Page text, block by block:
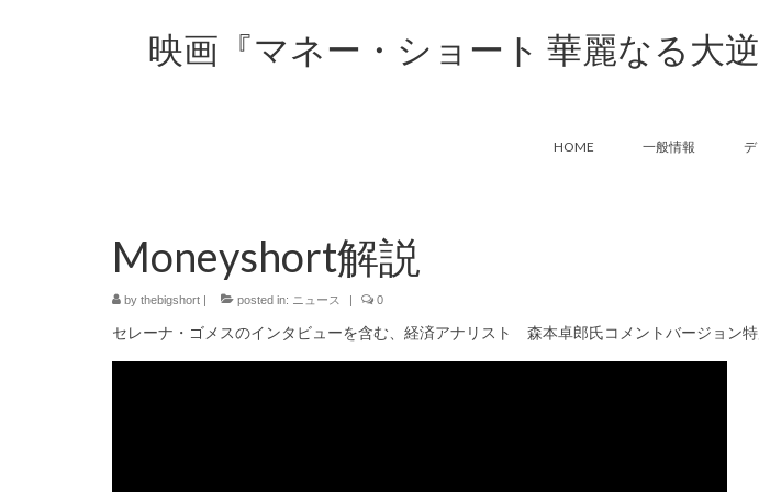
映画『マネー・ショート 華麗なる大
HOME 一般情報
Moneyshort解説
by thebigshort | posted in: ニュース | 0
セレーナ・ゴメスのインタビューを含む、経済アナリスト 森本卓郎氏コメントバージョン特